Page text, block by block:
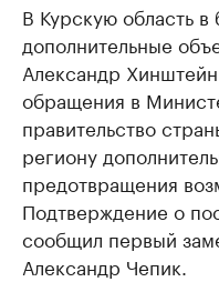
В Курскую область
дополнительные
Александр
обращения в
правительство
региону
предотвращения
Подтверждение о
сообщил первый
Александр Чепик.